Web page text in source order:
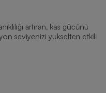
artıran, kas gücünü
seviyenizi yükselten etkili